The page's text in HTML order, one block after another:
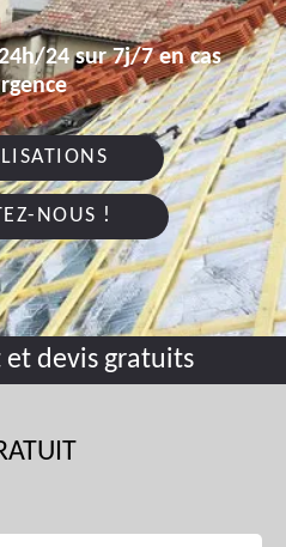
24 sur 7j/7 en cas
NOUS !
devis gratuits